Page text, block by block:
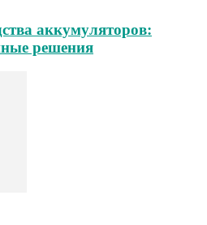
аккумуляторов:
решения